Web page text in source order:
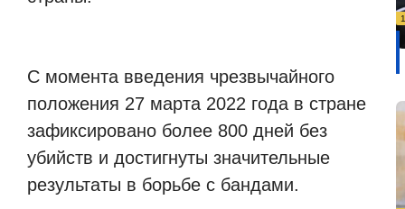
С момента введения чрезвычайного
положения 27 марта 2022 года в стране
зафиксировано более 800 дней без
убийств и достигнуты значительные
результаты в борьбе с бандами.